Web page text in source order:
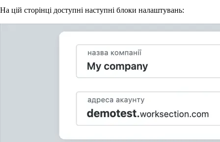
На цій сторінці доступні наступні блоки налаштувань: